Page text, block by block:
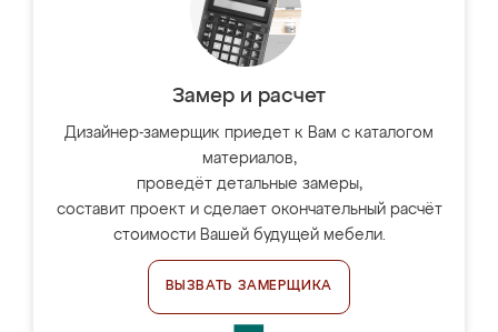
Замер и расчет
Дизайнер-замерщик приедет к Вам с каталогом
материалов,
проведёт детальные замеры,
составит проект и сделает окончательный расчёт
стоимости Вашей будущей мебели.
ВЫЗВАТЬ ЗАМЕРЩИКА